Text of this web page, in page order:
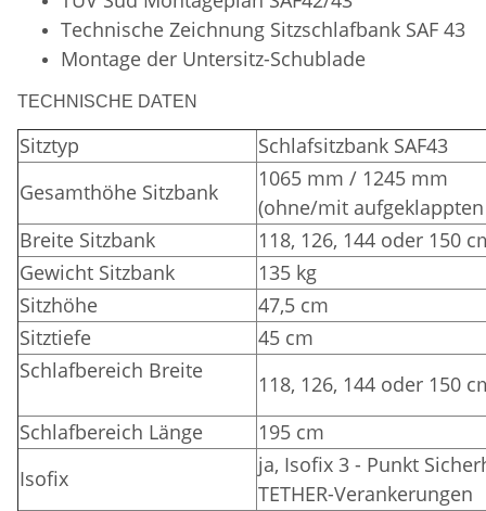
Technische Zeichnung Sitzschlafbank SAF 43
Montage der Untersitz-Schublade
TECHNISCHE DATEN
Sitztyp
Schlafsitzbank SAF43
Gesamthöhe Sitzbank
1065 mm / 1245 mm
(ohne/mit
Breite Sitzbank
118, 126, 144 oder 150
Gewicht Sitzbank
135 kg
Sitzhöhe
47,5 cm
Sitztiefe
45 cm
Schlafbereich Breite
118, 126, 144 oder 150
Schlafbereich Länge
195 cm
Isofix
ja, Isofix 3 - Punkt
TETHER-Verankerungen